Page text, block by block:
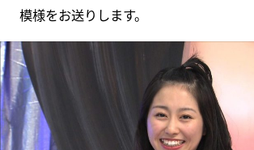
模様をお送りします。